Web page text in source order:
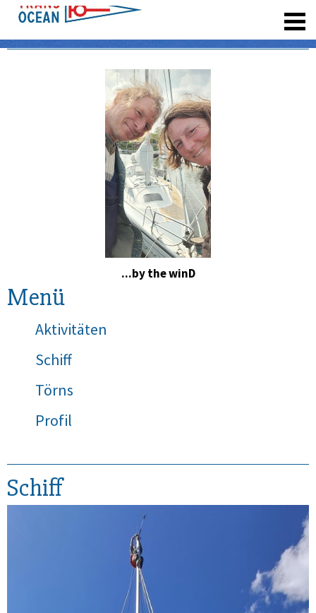
...by the winD
Menü
Aktivitäten
Schiff
Törns
Profil
Schiff